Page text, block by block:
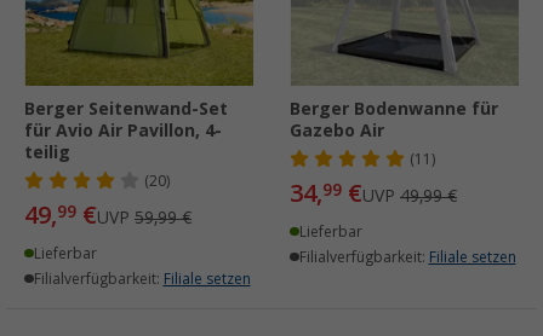
Berger Seitenwand-Set
für Avio Air Pavillon, 4-
teilig
(20)
49,99 €UVP 59,99 €
Lieferbar
Filialverfügbarkeit: Filiale setzen
Berger Bodenwanne für
Gazebo Air
(11)
34,99 €UVP 49,99 €
Lieferbar
Filialverfügbarkeit: Filiale setzen